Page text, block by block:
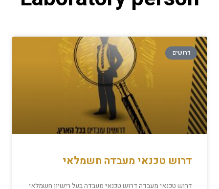
דרושים
דרוש טכנאי מעבדה חשמלאי
דרוש טכנאי מעבדה דרוש טכנאי מעבדה בעל רישיון חשמלאי